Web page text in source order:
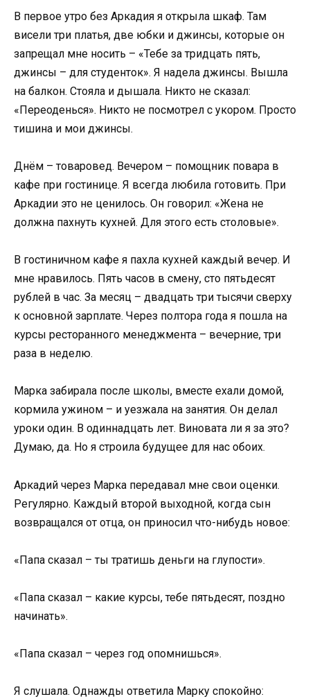
В первое утро без Аркадия я открыла шкаф. Там
висели три платья, две юбки и джинсы, которые он
запрещал мне носить – «Тебе за тридцать пять,
джинсы – для студенток». Я надела джинсы. Вышла
на балкон. Стояла и дышала. Никто не сказал:
«Переоденься». Никто не посмотрел с укором. Просто
тишина и мои джинсы.
Днём – товаровед. Вечером – помощник повара в
кафе при гостинице. Я всегда любила готовить. При
Аркадии это не ценилось. Он говорил: «Жена не
должна пахнуть кухней. Для этого есть столовые».
В гостиничном кафе я пахла кухней каждый вечер. И
мне нравилось. Пять часов в смену, сто пятьдесят
рублей в час. За месяц – двадцать три тысячи сверху
к основной зарплате. Через полтора года я пошла на
курсы ресторанного менеджмента – вечерние, три
раза в неделю.
Марка забирала после школы, вместе ехали домой,
кормила ужином – и уезжала на занятия. Он делал
уроки один. В одиннадцать лет. Виновата ли я за это?
Думаю, да. Но я строила будущее для нас обоих.
Аркадий через Марка передавал мне свои оценки.
Регулярно. Каждый второй выходной, когда сын
возвращался от отца, он приносил что-нибудь новое:
«Папа сказал – ты тратишь деньги на глупости».
«Папа сказал – какие курсы, тебе пятьдесят, поздно
начинать».
«Папа сказал – через год опомнишься».
Я слушала. Однажды ответила Марку спокойно: